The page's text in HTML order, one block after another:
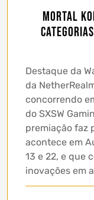
Mortal
Destaque da
da
concorrendo
do SXSW
premiação faz
acontece em
13 e 22, e que
inovações em